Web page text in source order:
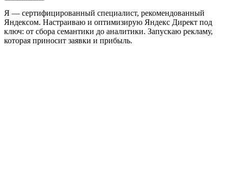
Я — сертифицированный специалист, рекомендованный
Яндексом. Настраиваю и оптимизирую Яндекс Директ под
ключ: от сбора семантики до аналитики. Запускаю рекламу,
которая приносит заявки и прибыль.